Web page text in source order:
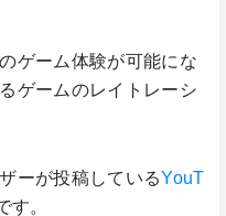
ゲーム体験が可能にな
ゲームのレイトレーシ
ーが投稿しているYouT
す。